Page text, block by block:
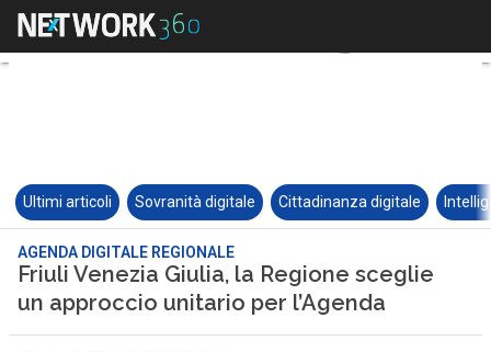
Ultimi articoli Sovranità digitale Cittadinanza digitale
AGENDA DIGITALE REGIONALE
Friuli Venezia Giulia, la Regione sceglie
un approccio unitario per l’Agenda